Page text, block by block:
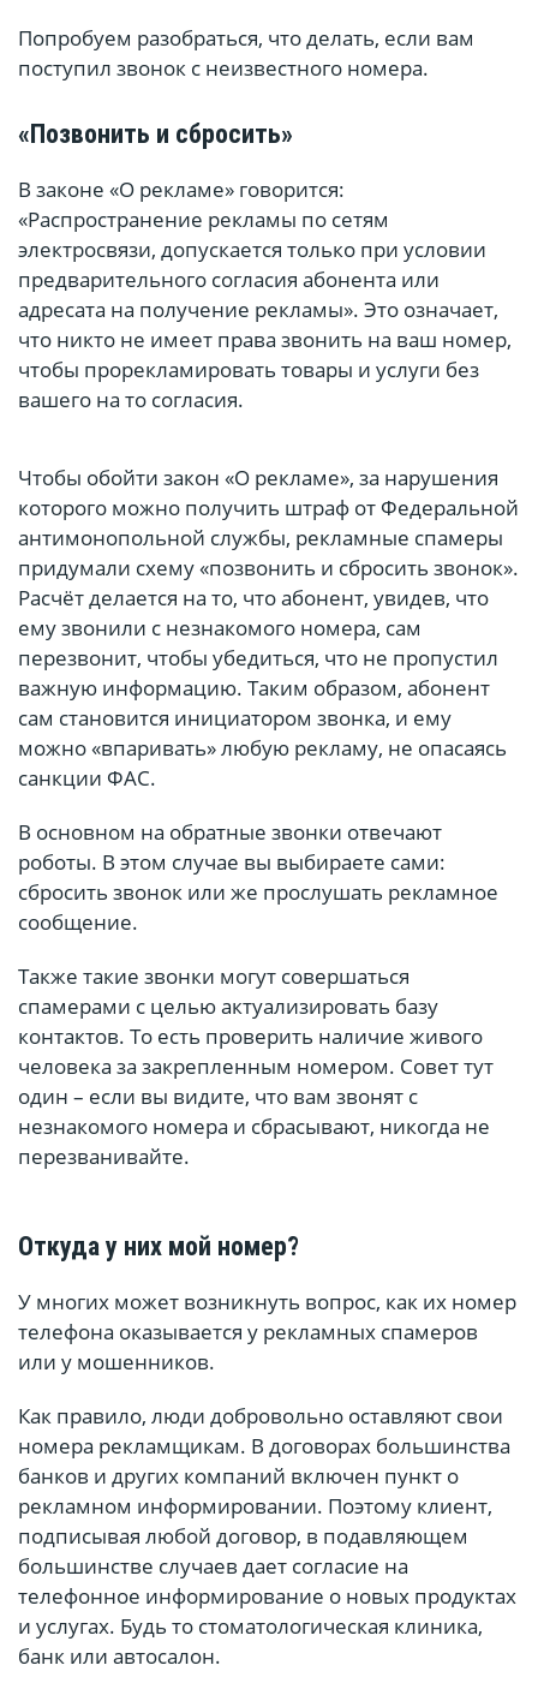
Попробуем разобраться, что делать, если вам
поступил звонок с неизвестного номера.
«Позвонить и сбросить»
В законе «О рекламе» говорится:
«Распространение рекламы по сетям
электросвязи, допускается только при условии
предварительного согласия абонента или
адресата на получение рекламы». Это означает,
что никто не имеет права звонить на ваш номер,
чтобы прорекламировать товары и услуги без
вашего на то согласия.
Чтобы обойти закон «О рекламе», за нарушения
которого можно получить штраф от Федеральной
антимонопольной службы, рекламные спамеры
придумали схему «позвонить и сбросить звонок».
Расчёт делается на то, что абонент, увидев, что
ему звонили с незнакомого номера, сам
перезвонит, чтобы убедиться, что не пропустил
важную информацию. Таким образом, абонент
сам становится инициатором звонка, и ему
можно «впаривать» любую рекламу, не опасаясь
санкции ФАС.
В основном на обратные звонки отвечают
роботы. В этом случае вы выбираете сами:
сбросить звонок или же прослушать рекламное
сообщение.
Также такие звонки могут совершаться
спамерами с целью актуализировать базу
контактов. То есть проверить наличие живого
человека за закрепленным номером. Совет тут
один – если вы видите, что вам звонят с
незнакомого номера и сбрасывают, никогда не
перезванивайте.
Откуда у них мой номер?
У многих может возникнуть вопрос, как их номер
телефона оказывается у рекламных спамеров
или у мошенников.
Как правило, люди добровольно оставляют свои
номера рекламщикам. В договорах большинства
банков и других компаний включен пункт о
рекламном информировании. Поэтому клиент,
подписывая любой договор, в подавляющем
большинстве случаев дает согласие на
телефонное информирование о новых продуктах
и услугах. Будь то стоматологическая клиника,
банк или автосалон.